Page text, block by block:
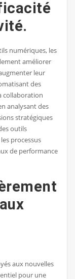
numériques, les
améliorer
leur
des
collaboration
analysant des
stratégiques
outils
processus
de performance
aux nouvelles
pour une